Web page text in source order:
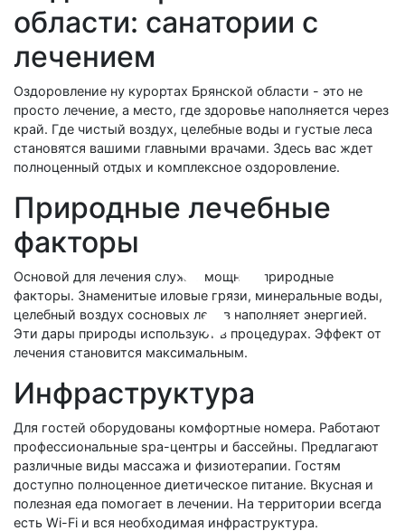
области: санатории с
лечением
Оздоровление ну курортах Брянской области - это не
просто лечение, а место, где здоровье наполняется через
край. Где чистый воздух, целебные воды и густые леса
становятся вашими главными врачами. Здесь вас ждет
полноценный отдых и комплексное оздоровление.
Природные лечебные
факторы
Основой для лечения служат мощные природные
факторы. Знаменитые иловые грязи, минеральные воды,
целебный воздух сосновых лесов наполняет энергией.
Эти дары природы используют в процедурах. Эффект от
лечения становится максимальным.
Инфраструктура
Для гостей оборудованы комфортные номера. Работают
профессиональные spa-центры и бассейны. Предлагают
различные виды массажа и физиотерапии. Гостям
доступно полноценное диетическое питание. Вкусная и
полезная еда помогает в лечении. На территории всегда
есть Wi-Fi и вся необходимая инфраструктура.